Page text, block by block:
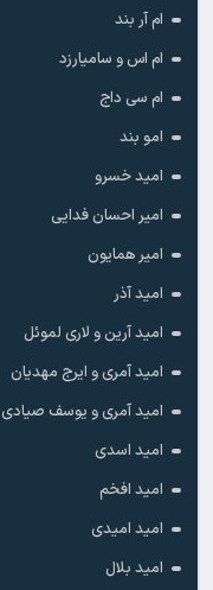
ام آر بند
ام اس و سامیارزد
ام سی داج
امو بند
امید خسرو
امیر احسان فدایی
امیر همایون
امید آذر
امید آرین و لاری لموئل
امید آمری و ایرج مهدیان
امید آمری و یوسف صیادی
امید اسدی
امید افخم
امید امیدی
امید بلال